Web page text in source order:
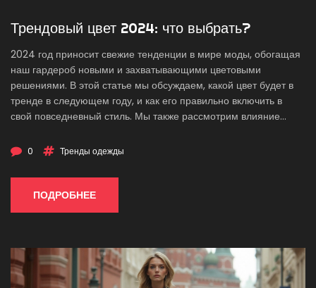
Трендовый цвет 2024: что выбрать?
2024 год приносит свежие тенденции в мире моды, обогащая
наш гардероб новыми и захватывающими цветовыми
решениями. В этой статье мы обсуждаем, какой цвет будет в
тренде в следующем году, и как его правильно включить в
свой повседневный стиль. Мы также рассмотрим влияние
практические советы по сочетанию модных оттенков, чтобы
ваш гардероб из скучного в стильный, используя несколько
простых советов по выбору одежды.
0 Тренды одежды
ПОДРОБНЕЕ